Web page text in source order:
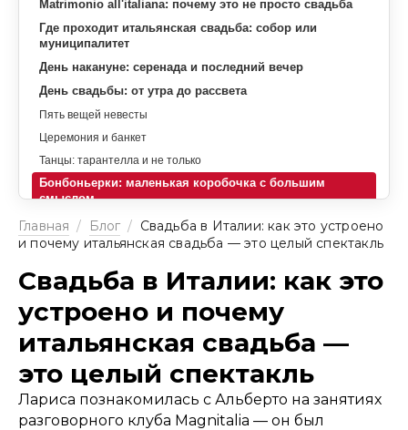
Matrimonio all'italiana: почему это не просто свадьба
Где проходит итальянская свадьба: собор или
муниципалитет
День накануне: серенада и последний вечер
День свадьбы: от утра до рассвета
Пять вещей невесты
Церемония и банкет
Танцы: тарантелла и не только
Бонбоньерки: маленькая коробочка с большим
смыслом
Подарки и деньги: как принято
Север и юг: два праздника с одной темой
Главная / Блог / Свадьба в Италии: как это устроено
и почему итальянская свадьба — это целый спектакль
Свадьба в Италии: как это
устроено и почему
итальянская свадьба —
это целый спектакль
Лариса познакомилась с Альберто на занятиях
разговорного клуба Magnitalia — он был